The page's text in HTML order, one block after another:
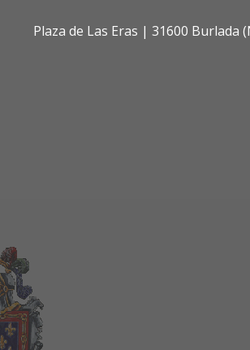
Plaza de Las Eras | 31600 Burlada